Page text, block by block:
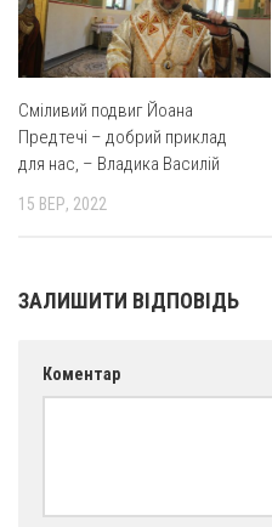
Оголошення
Трансляції
Сміливий подвиг Йоана
Предтечі – добрий приклад
для нас, – Владика Василій
15 ВЕР, 2022
ЗАЛИШИТИ ВІДПОВІДЬ
Коментар